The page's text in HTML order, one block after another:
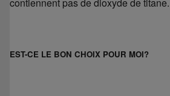
contiennent pas de dioxyde de titane.
EST-CE LE BON CHOIX POUR MOI?